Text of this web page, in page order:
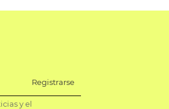
Registrarse
y el